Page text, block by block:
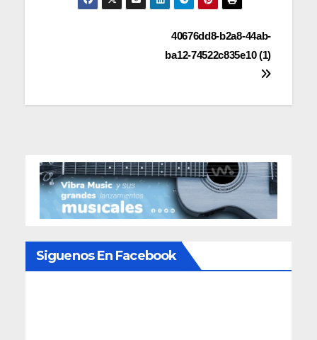
Navegación
entradas
40676dd8-b2a8-44ab-
ba12-74522c835e10 (1)
Siguenos En Facebook